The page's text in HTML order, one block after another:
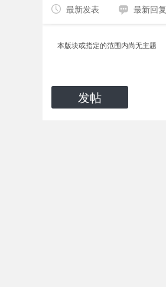
最新发表 最新回复
本版块或指定的范围内尚无主题
发帖